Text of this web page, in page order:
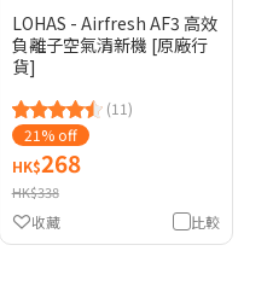
LOHAS - Airfresh AF3 高效
負離子空氣清新機 [原廠行
貨]
(11)
21% off
HK$268
HK$338
比較
收藏